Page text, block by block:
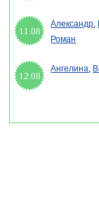
11.08
Александр,
Роман
12.08
Ангелина,